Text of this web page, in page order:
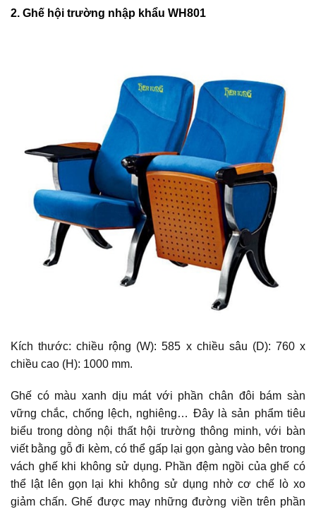
2. Ghế hội trường nhập khẩu WH801
Kích thước: chiều rộng (W): 585 x chiều sâu (D): 760 x
chiều cao (H): 1000 mm.
Ghế có màu xanh dịu mát với phần chân đôi bám sàn
vững chắc, chống lệch, nghiêng… Đây là sản phẩm tiêu
biểu trong dòng nội thất hội trường thông minh, với bàn
viết bằng gỗ đi kèm, có thể gấp lại gọn gàng vào bên trong
vách ghế khi không sử dụng. Phần đệm ngồi của ghế có
thể lật lên gọn lại khi không sử dụng nhờ cơ chế lò xo
giảm chấn. Ghế được may những đường viền trên phần